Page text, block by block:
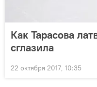
Как Тарасова
сглазила
22 октября 2017, 10:35